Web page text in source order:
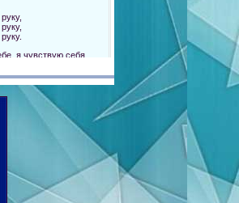
я чувствую себя
любовь моя...
могу прятаться, я не
то